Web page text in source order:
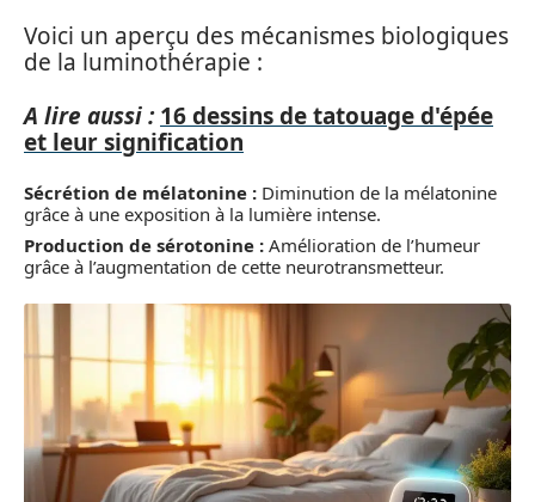
Voici un aperçu des mécanismes biologiques
de la luminothérapie :
A lire aussi : 16 dessins de tatouage d'épée
et leur signification
Sécrétion de mélatonine : Diminution de la mélatonine
grâce à une exposition à la lumière intense.
Production de sérotonine : Amélioration de l’humeur
grâce à l’augmentation de cette neurotransmetteur.